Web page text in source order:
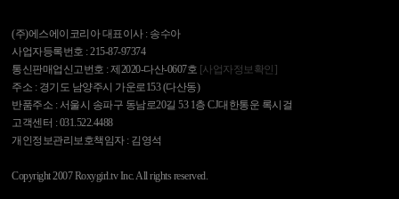
(주)에스에이코리아 대표이사 : 송수아
사업자등록번호 : 215-87-97374
통신판매업신고번호 : 제2020-다산-0607호 [사업자정보확인]
주소 : 경기도 남양주시 가운로153 (다산동)
반품주소 : 서울시 송파구 동남로20길 53 1층 CJ대한통운 록시걸
고객센터 : 031.522.4488
개인정보관리보호책임자 : 김영석
Copyright 2007 Roxygirl.tv Inc. All rights reserved.